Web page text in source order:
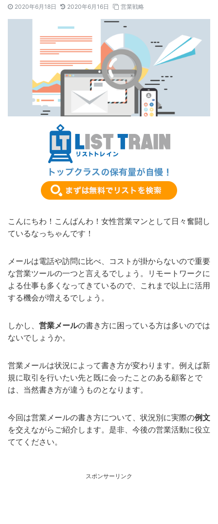
2020年6月18日 2020年6月16日 営業戦略
こんにちわ！こんばんわ！女性営業マンとして日々奮闘し
ているなっちゃんです！
メールは電話や訪問に比べ、コストが掛からないので重要
な営業ツールの一つと言えるでしょう。リモートワークに
よる仕事も多くなってきているので、これまで以上に活用
する機会が増えるでしょう。
しかし、 営業メールの書き方に困っている方は多いのでは
ないでしょうか。
営業メールは状況によって書き方が変わります。例えば新
規に取引を行いたい先と既に会ったことのある顧客とで
は、当然書き方が違うものとなります。
今回は営業メールの書き方について、状況別に実際の例文
を交えながらご紹介します。是非、今後の営業活動に役立
ててください。
スポンサーリンク